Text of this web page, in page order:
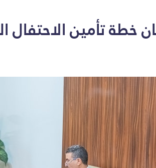
خطة تأمين